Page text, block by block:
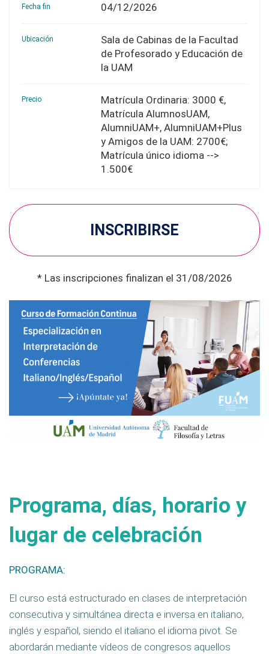
Fecha fin 04/12/2026
Ubicación
Sala de Cabinas de la Facultad
de Profesorado y Educación de
la UAM
Precio
Matrícula Ordinaria: 3000 €,
Matrícula AlumnosUAM,
AlumniUAM+, AlumniUAM+Plus
y Amigos de la UAM: 2700€;
Matrícula único idioma -->
1.500€
INSCRIBIRSE
* Las inscripciones finalizan el 31/08/2026
Programa, días, horario y
lugar de celebración
PROGRAMA:
El curso está estructurado en clases de interpretación
consecutiva y simultánea directa e inversa en italiano,
inglés y español, siendo el italiano el idioma pivot. Se
abordarán mediante vídeos de congresos aquellos